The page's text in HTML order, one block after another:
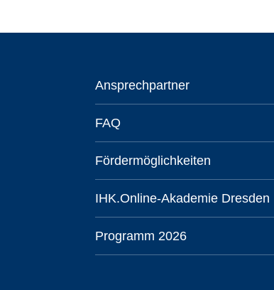
Ansprechpartner
FAQ
Fördermöglichkeiten
IHK.Online-Akademie Dresden
Programm 2026